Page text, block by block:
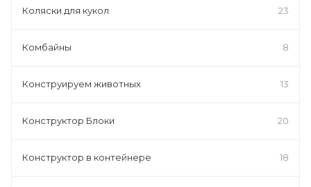
Коляски для кукол 23
Комбайны 8
Конструируем животных 13
Конструктор Блоки 20
Конструктор в контейнере 18